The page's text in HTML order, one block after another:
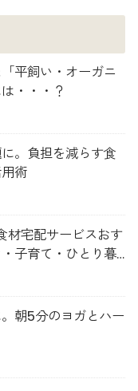
平飼い・オーガニ
・・・？
。負担を減らす食
術
材宅配サービスおす
子育て・ひとり暮
朝5分のヨガとハー